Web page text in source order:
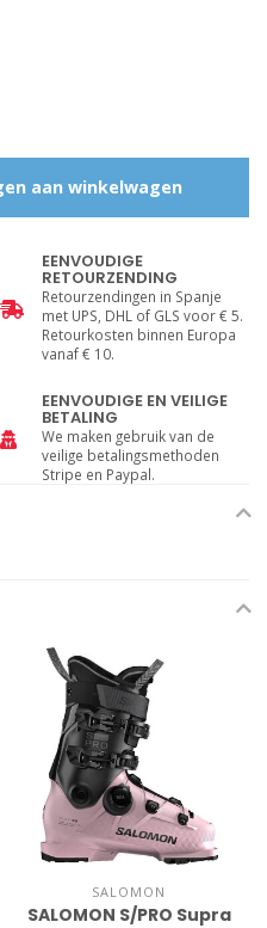
aan winkelwagen
EENVOUDIGE
RETOURZENDING
Retourzendingen in Spanje
met UPS, DHL of GLS voor € 5.
Retourkosten binnen Europa
vanaf € 10.
EENVOUDIGE EN VEILIGE
BETALING
We maken gebruik van de
veilige betalingsmethoden
Stripe en Paypal.
SALOMON
SALOMON S/PRO Supra